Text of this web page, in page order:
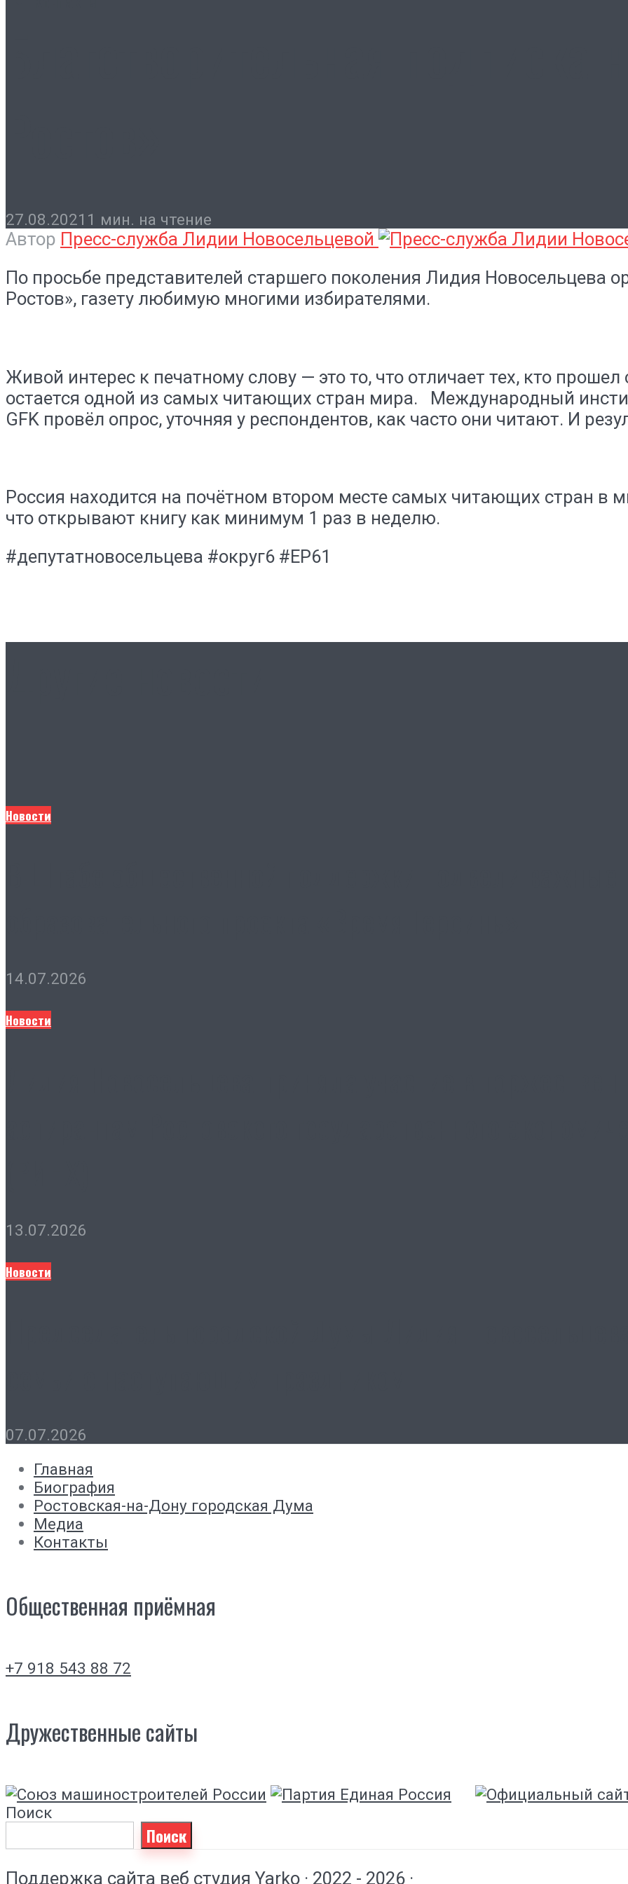
27.08.2021 1 мин. на чтение
Автор Пресс-служба Лидии Новосельцевой
По просьбе представителей старшего поколения Лидия Новосельцева
Ростов», газету любимую многими избирателями.
Живой интерес к печатному слову — это то, что отличает тех, кто
остается одной из самых читающих стран мира. Международный
GFK провёл опрос, уточняя у респондентов, как часто они читают. И
Россия находится на почётном втором месте самых читающих стран в
что открывают книгу как минимум 1 раз в неделю.
#депутатновосельцева #округ6 #ЕР61
Новости
14.07.2026
Новости
13.07.2026
Новости
07.07.2026
Главная
Биография
Ростовская-на-Дону городская Дума
Медиа
Контакты
Общественная приёмная
+7 918 543 88 72
Дружественные сайты
Поиск
Поиск
Поддержка сайта веб студия Yarko · 2022 - 2026 ·